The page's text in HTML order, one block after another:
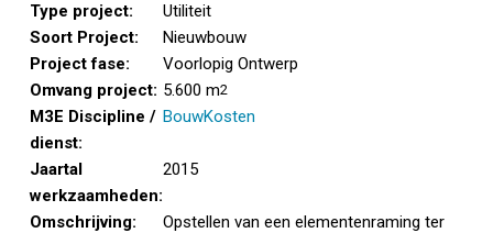
Type project:
Utiliteit
Soort Project:
Nieuwbouw
Project fase:
Voorlopig Ontwerp
Omvang project: 5.600 m2
M3E Discipline /
dienst:
BouwKosten
Jaartal
werkzaamheden:
2015
Omschrijving:
Opstellen van een elementenraming ter